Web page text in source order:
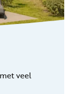
veel